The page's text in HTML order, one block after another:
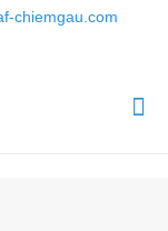
chiemgau.com